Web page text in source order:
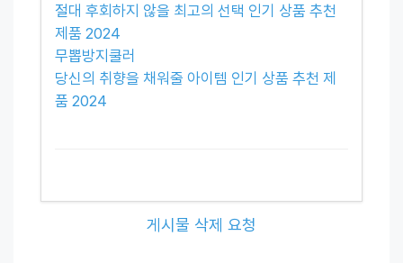
절대 후회하지 않을 최고의 선택 인기 상품 추천
제품 2024
무뽑방지쿨러
당신의 취향을 채워줄 아이템 인기 상품 추천 제
품 2024
게시물 삭제 요청